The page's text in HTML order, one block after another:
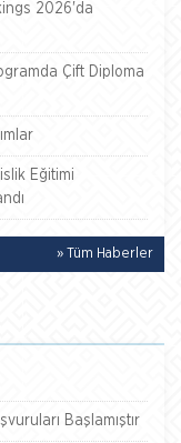
2026'da
Çift Diploma
Eğitimi
» Tüm Haberler
Başlamıştır